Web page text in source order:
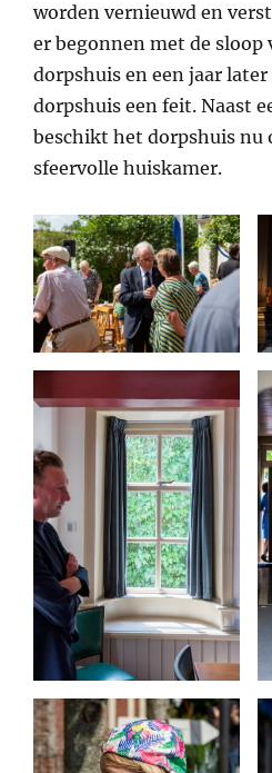
worden vernieuwd en
er begonnen met de sloop
dorpshuis en een jaar
dorpshuis een feit. Naast
beschikt het dorpshuis nu
sfeervolle huiskamer.